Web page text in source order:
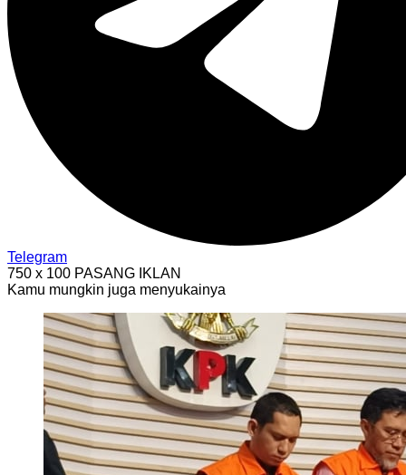
Telegram
750 x 100 PASANG IKLAN
Kamu mungkin juga menyukainya